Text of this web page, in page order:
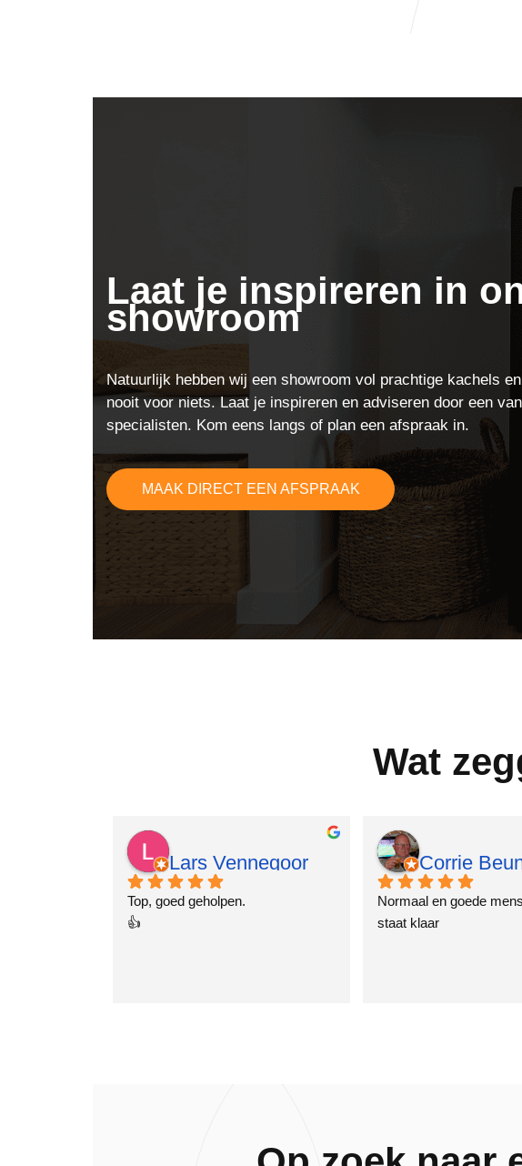
Laat je inspireren in
showroom
Natuurlijk hebben wij een showroom vol prachtige kachels
nooit voor niets. Laat je inspireren en adviseren door een
specialisten. Kom eens langs of plan een afspraak in.
MAAK DIRECT EEN AFSPRAAK
Wat
Lars Vennegoor
2 jaar geleden
Top, goed geholpen.
👍
Corrie
2 jaar geleden
Normaal en goede
staat klaar